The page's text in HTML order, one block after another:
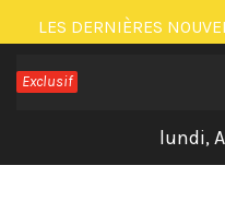
Passer
au
contenu
LES DERNIÈRES
Exclusif Il y a
lundi,